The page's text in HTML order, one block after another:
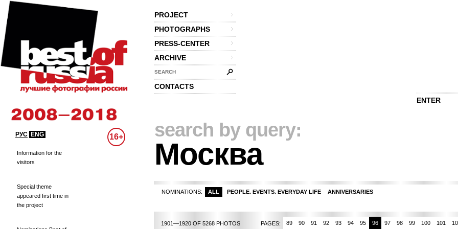
PROJECT
PHOTOGRAPHS
PRESS-CENTER
ARCHIVE
SEARCH
CONTACTS
ENTER
РУС ENG 16+
Information for the
visitors
Special theme
appeared first time in
the project
search by query:
Москва
NOMINATIONS: ALL PEOPLE. EVENTS. EVERYDAY LIFE ANNIVERSARIES
1901—1920 OF 5268 PHOTOS PAGES:
79 80 81 82 83 84 85 87 88 89 90 91 92 93 94 95 96 97 98 99 100 101